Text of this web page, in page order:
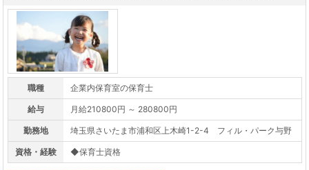
職種 企業内保育室の保育士
給与 月給210800円 ～ 280800円
勤務地 埼玉県さいたま市浦和区上木崎1-2-4 フィル・パーク与野
資格・経験 ◆保育士資格